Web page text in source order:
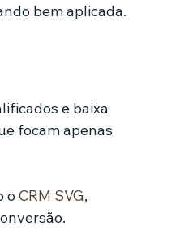
bem aplicada.
e baixa
focam apenas
o CRM SVG,